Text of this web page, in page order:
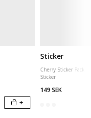
+
Sticker
Cherry Sticker Pack
Sticker
149 SEK